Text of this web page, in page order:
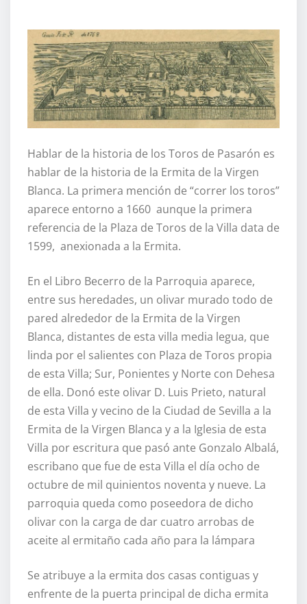
Hablar de la historia de los Toros de Pasarón es
hablar de la historia de la Ermita de la Virgen
Blanca. La primera mención de “correr los toros”
aparece entorno a 1660 aunque la primera
referencia de la Plaza de Toros de la Villa data de
1599, anexionada a la Ermita.
En el Libro Becerro de la Parroquia aparece,
entre sus heredades, un olivar murado todo de
pared alrededor de la Ermita de la Virgen
Blanca, distantes de esta villa media legua, que
linda por el salientes con Plaza de Toros propia
de esta Villa; Sur, Ponientes y Norte con Dehesa
de ella. Donó este olivar D. Luis Prieto, natural
de esta Villa y vecino de la Ciudad de Sevilla a la
Ermita de la Virgen Blanca y a la Iglesia de esta
Villa por escritura que pasó ante Gonzalo Albalá,
escribano que fue de esta Villa el día ocho de
octubre de mil quinientos noventa y nueve. La
parroquia queda como poseedora de dicho
olivar con la carga de dar cuatro arrobas de
aceite al ermitaño cada año para la lámpara
Se atribuye a la ermita dos casas contiguas y
enfrente de la puerta principal de dicha ermita